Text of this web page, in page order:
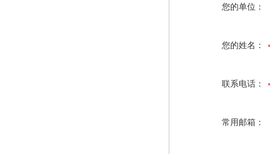
您的单位：
您的姓名：
联系电话：
常用邮箱：